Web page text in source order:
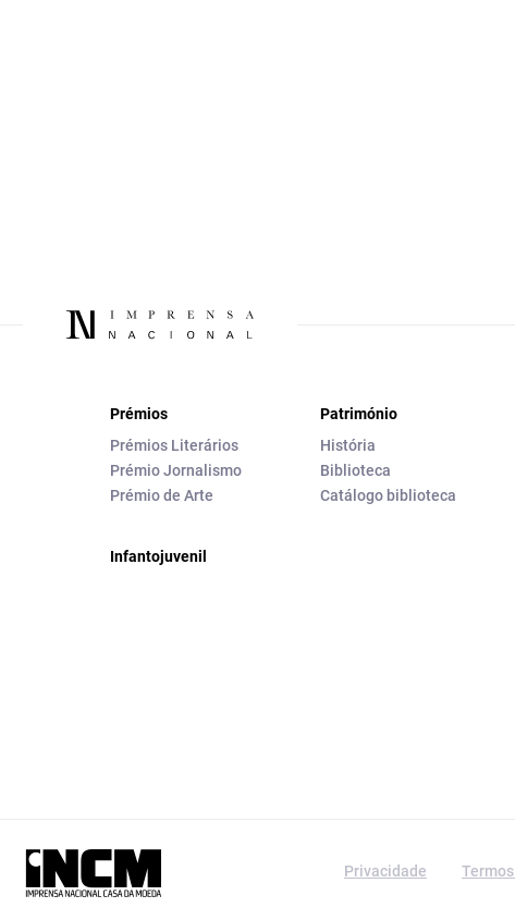
Prémios
Prémios Literários
Prémio Jornalismo
Prémio de Arte
Infantojuvenil
Património
História
Biblioteca
Catálogo biblioteca
Privacidade